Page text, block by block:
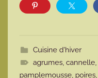
Cuisine d'hiver
agrumes, cannelle,
pamplemousse, poires,